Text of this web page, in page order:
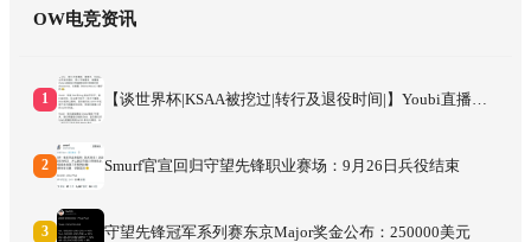
OW电竞资讯
1
【谈世界杯|KSAA被挖过|转行及退役时间|】Youbi直播总
2 Smurf官宣回归守望先锋职业赛场：9月26日兵役结束
3 守望先锋冠军系列赛东京Major奖金公布：250000美元